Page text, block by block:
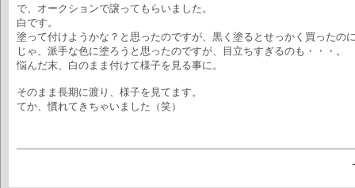
で、オークションで譲ってもらいました。
白です。
塗って付けようかな？と思ったのですが、黒く塗るとせっかく買ったの
じゃ、派手な色に塗ろうと思ったのですが、目立ちすぎるのも・・・。
悩んだ末、白のまま付けて様子を見る事に。
そのまま長期に渡り、様子を見てます。
てか、慣れてきちゃいました（笑）